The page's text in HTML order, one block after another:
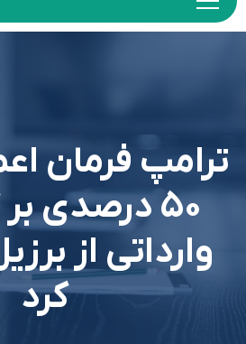
ترامپ فرمان
۵۰ درصدی
وارداتی از
کرد